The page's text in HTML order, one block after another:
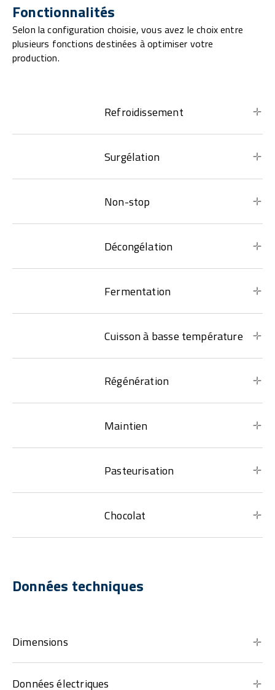
Fonctionnalités
Selon la configuration choisie, vous avez le choix entre
plusieurs fonctions destinées à optimiser votre
production.
Refroidissement
Surgélation
Non-stop
Décongélation
Fermentation
Cuisson à basse température
Régénération
Maintien
Pasteurisation
Chocolat
Données techniques
Dimensions
Données électriques